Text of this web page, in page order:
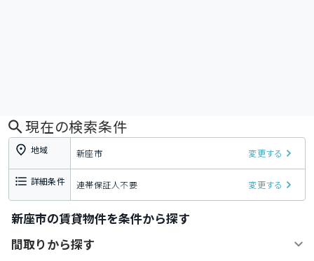
現在の検索条件
地域 新座市 変更する
詳細条件 連帯保証人不要 変更する
新座市の賃貸物件を条件から探す
間取りから探す